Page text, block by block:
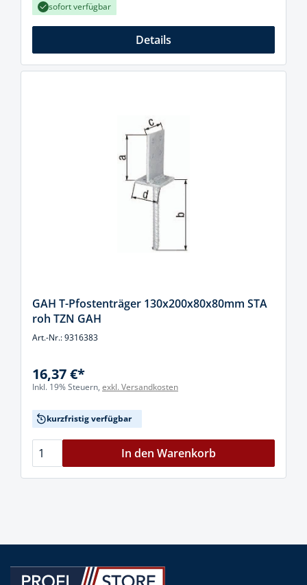
sofort verfügbar
Details
GAH T-Pfostenträger 130x200x80x80mm STA
roh TZN GAH
Art.-Nr.: 9316383
16,37 €*
Inkl. 19% Steuern, exkl. Versandkosten
kurzfristig verfügbar
In den Warenkorb